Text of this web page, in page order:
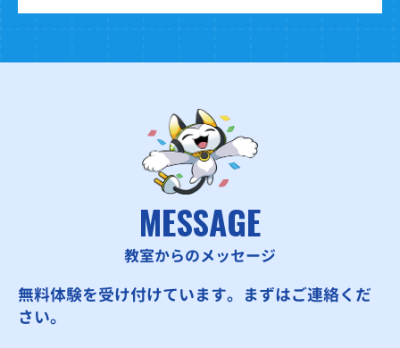
MESSAGE
教室からのメッセージ
無料体験を受け付けています。まずはご連絡くだ
さい。